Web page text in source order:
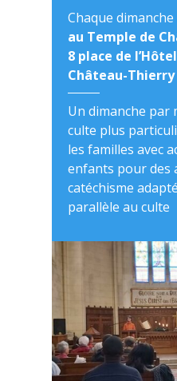
Chaque dimanche
au Temple de
8 place de
Château-Thierry
Un dimanche par
culte plus
les familles avec
enfants pour des
catéchisme
parallèle au culte